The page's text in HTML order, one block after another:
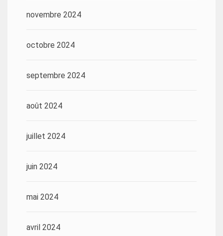
novembre 2024
octobre 2024
septembre 2024
août 2024
juillet 2024
juin 2024
mai 2024
avril 2024